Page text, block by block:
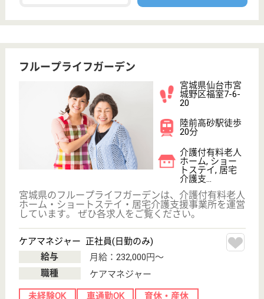
サービス紹介
クリックジョブ介護とは
ご利用の流れ
公式LINE＠
転職ノウハウ
介護転職お悩み相談室
介護業界給与データ
転職事例